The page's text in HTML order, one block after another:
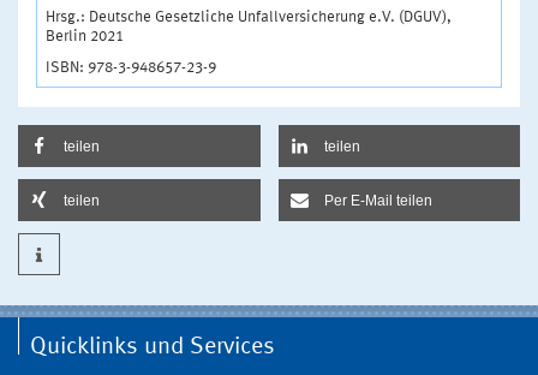
Hrsg.: Deutsche Gesetzliche Unfallversicherung e.V. (DGUV),
Berlin 2021
ISBN: 978-3-948657-23-9
teilen teilen
teilen Per E-Mail teilen
Quicklinks und Services